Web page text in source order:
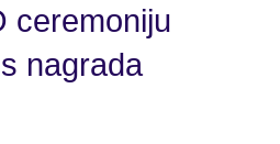
ceremoniju
nagrada